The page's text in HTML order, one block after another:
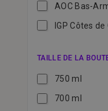
AOC Bas-
IGP Côtes de
TAILLE DE LA
750 ml
700 ml